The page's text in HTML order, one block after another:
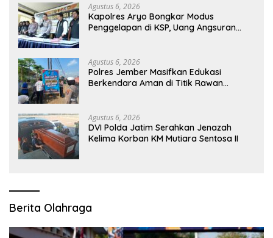
Agustus 6, 2026
Kapolres Aryo Bongkar Modus
Penggelapan di KSP, Uang Angsuran
Agustus 6, 2026
Polres Jember Masifkan Edukasi
Berkendara Aman di Titik Rawan
Agustus 6, 2026
DVI Polda Jatim Serahkan Jenazah
Kelima Korban KM Mutiara Sentosa II
Berita Olahraga